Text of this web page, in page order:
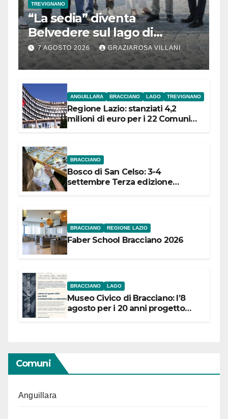
TREVIGNANO
“La sedia” diventa
Belvedere sul lago di
Bracciano: ieri
l’inaugurazione
7 AGOSTO 2026 GRAZIAROSA VILLANI
ANGUILLARA BRACCIANO LAGO TREVIGNANO
Regione Lazio: stanziati 4,2
milioni di euro per i 22 Comuni
BRACCIANO
Bosco di San Celso: 3-4
settembre Terza edizione
BRACCIANO REGIONE LAZIO
Faber School Bracciano 2026
BRACCIANO LAGO
Museo Civico di Bracciano: l’8
agosto per i 20 anni progetto
Comuni
Anguillara